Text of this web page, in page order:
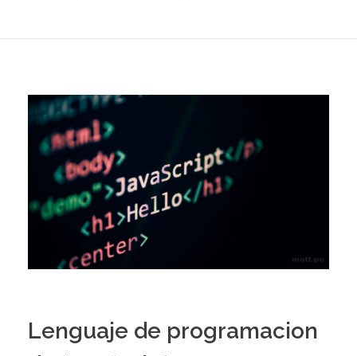
Lenguaje de programacion